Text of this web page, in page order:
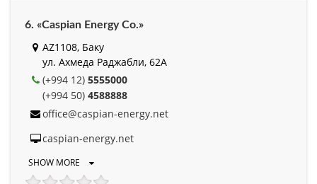
6. «Caspian Energy Cо.»
AZ1108, Баку
ул. Ахмеда Раджабли, 62A
(+994 12) 5555000
(+994 50) 4588888
office@caspian-energy.net
caspian-energy.net
SHOW MORE